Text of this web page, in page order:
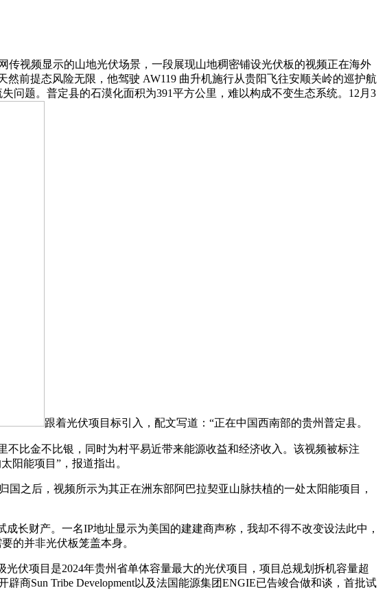
传视频显示的山地光伏场景，一段展现山地稠密铺设光伏板的视频正在海外
前提态风险无限，他驾驶 AW119 曲升机施行从贵阳飞往安顺关岭的巡护航
问题。普定县的石漠化面积为391平方公里，难以构成不变生态系统。12月3
跟着光伏项目标引入，配文写道：“正在中国西南部的贵州普定县。
比金不比银，同时为村平易近带来能源收益和经济收入。该视频被标注
阳能项目”，报道指出。
之后，视频所示为其正在洲东部阿巴拉契亚山脉扶植的一处太阳能项目，
财产。一名IP地址显示为美国的建建商声称，我却不得不改变设法此中，
的并非光伏板笼盖本身。
项目是2024年贵州省单体容量最大的光伏项目，项目总规划拆机容量超
商Sun Tribe Development以及法国能源集团ENGIE已告竣合做和谈，首批试